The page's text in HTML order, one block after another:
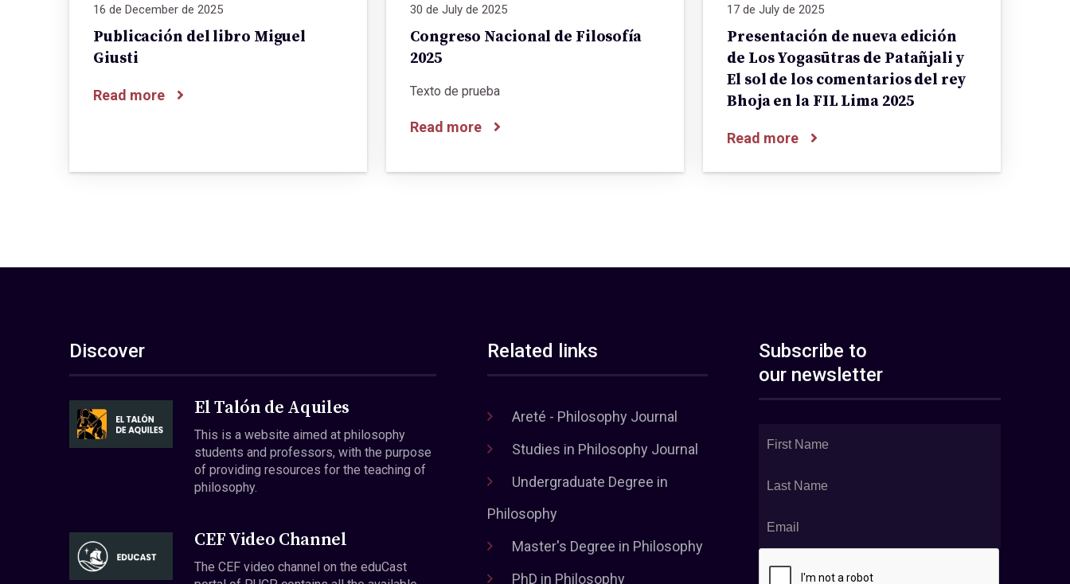
16 de December de 2025
Publicación del libro Miguel
Giusti
Read more
30 de July de 2025
Congreso Nacional de Filosofía
2025
Texto de prueba
Read more
17 de July de 2025
Presentación de nueva edición
de Los Yogasūtras de Patañjali y
El sol de los comentarios del rey
Bhoja en la FIL Lima 2025
Read more
Discover
El Talón de Aquiles
This is a website aimed at philosophy
students and professors, with the purpose
of providing resources for the teaching of
philosophy.
CEF Video Channel
The CEF video channel on the eduCast
Related links
Areté - Philosophy Journal
Studies in Philosophy Journal
Undergraduate Degree in
Philosophy
Master's Degree in Philosophy
PhD in Philosophy
Subscribe to
our newsletter